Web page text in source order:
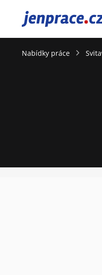
JenPráce.cz
Nabídky práce